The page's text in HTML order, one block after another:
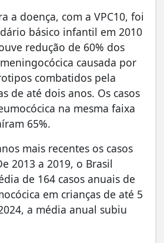
a doença, com a VPC10, foi
básico infantil em 2010
redução de 60% dos
causada por
combatidos pela
de até dois anos. Os casos
na mesma faixa
65%.
mais recentes os casos
2013 a 2019, o Brasil
de 164 casos anuais de
em crianças de até 5
a média anual subiu